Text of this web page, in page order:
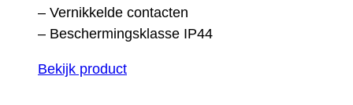
– Vernikkelde contacten
– Beschermingsklasse IP44
Bekijk product